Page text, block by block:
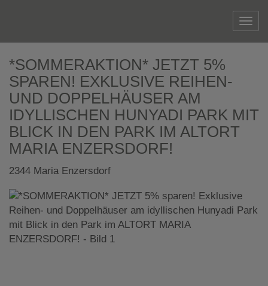
*SOMMERAKTION* JETZT 5%
SPAREN! EXKLUSIVE REIHEN-
UND DOPPELHÄUSER AM
IDYLLISCHEN HUNYADI PARK MIT
BLICK IN DEN PARK IM ALTORT
MARIA ENZERSDORF!
2344 Maria Enzersdorf